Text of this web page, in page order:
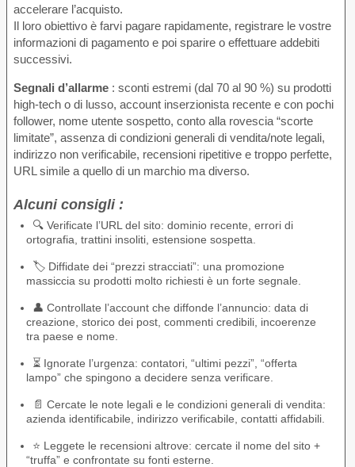
accelerare l’acquisto.
Il loro obiettivo è farvi pagare rapidamente, registrare le vostre
informazioni di pagamento e poi sparire o effettuare addebiti
successivi.
Segnali d’allarme : sconti estremi (dal 70 al 90 %) su prodotti
high-tech o di lusso, account inserzionista recente e con pochi
follower, nome utente sospetto, conto alla rovescia “scorte
limitate”, assenza di condizioni generali di vendita/note legali,
indirizzo non verificabile, recensioni ripetitive e troppo perfette,
URL simile a quello di un marchio ma diverso.
Alcuni consigli :
🔍 Verificate l’URL del sito: dominio recente, errori di
ortografia, trattini insoliti, estensione sospetta.
🏷️ Diffidate dei “prezzi stracciati”: una promozione
massiccia su prodotti molto richiesti è un forte segnale.
👤 Controllate l’account che diffonde l’annuncio: data di
creazione, storico dei post, commenti credibili, incoerenze
tra paese e nome.
⏳ Ignorate l’urgenza: contatori, “ultimi pezzi”, “offerta
lampo” che spingono a decidere senza verificare.
📄 Cercate le note legali e le condizioni generali di vendita:
azienda identificabile, indirizzo verificabile, contatti affidabili.
⭐ Leggete le recensioni altrove: cercate il nome del sito +
“truffa” e confrontate su fonti esterne.